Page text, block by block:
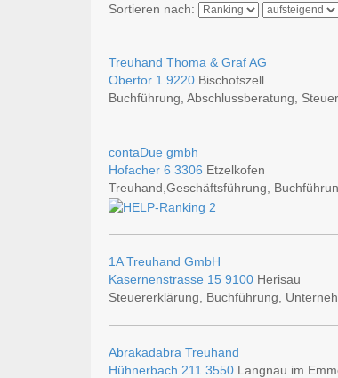
Sortieren nach:
Treuhand Thoma & Graf AG
Obertor 1 9220 Bischofszell
Buchführung, Abschlussberatung,
contaDue gmbh
Hofacher 6 3306 Etzelkofen
Treuhand,Geschäftsführung,
1A Treuhand GmbH
Kasernenstrasse 15 9100 Herisau
Steuererklärung, Buchführung,
Abrakadabra Treuhand
Hühnerbach 211 3550 Langnau im